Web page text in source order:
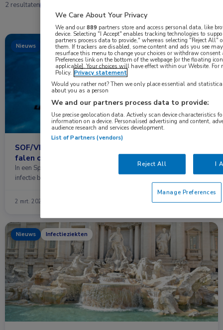
2 resultaten
Nieuws Infectieziekten
SOF/VEL/VOX effectief en veilig bij hepatitis C na
falen op DAA’s
In een Spaans cohort van 137 patiënten met een chronische HCV-
infectie bij wie een …
2 mrt. 2020 Lees meer →
Nieuws Infectieziekten
We Care About Your Privacy
We and our889 partners store and access personal data, like
device. Selecting "I Accept" enables tracking technologies to
partners process data to provide," whereas selecting "Reject
them. If trackers are disabled, some content and ads you see
resurface this menu to change your choices or withdraw
Preferences link on the bottom of the webpage [or the floating
applicable]. Your choices will have effect within our Website. For
Policy. Privacy statement
Would you rather not? Then we only place essential and
about you as a person
We and our partners process data to provide:
Use precise geolocation data. Actively scan device characteristics
information on a device. Personalised advertising and content,
audience research and services development.
List of Partners (vendors)
Reject All I
Manage Preferences